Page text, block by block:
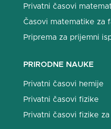
Privatni časovi
Časovi matematike za
Priprema za prijemni
PRIRODNE NAUKE
Privatni časovi hemije
Privatni časovi fizike
Privatni časovi fizike